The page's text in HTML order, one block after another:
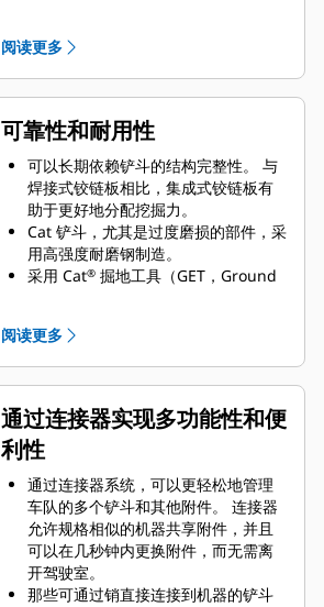
油耗在挖掘过程中达到峰值。 Cat 铲
斗可以快速铲挖物料，提高了机器的
整体工作效率。
可在更短的时间内装载更多的物料。
对于每次装载，铲斗形状和侧挡板都
可将大部分物料保留在铲斗内。
阅读更多
可靠性和耐用性
可以长期依赖铲斗的结构完整性。 与
焊接式铰链板相比，集成式铰链板有
助于更好地分配挖掘力。
Cat 铲斗，尤其是过度磨损的部件，采
用高强度耐磨钢制造。
采用 Cat® 掘地工具（GET，Ground
铲刀有助于保护铲斗中最常接触和穿
过物料的部件。
通过为您的铲斗和应用组合选择正确
的 GET 来降低维护成本。
铲斗齿尖提供多种选择，确保适合您
的具体应用。 无论您需要获得平整的
挖掘底面还是挖掘坚硬、磨蚀性的物
料，总会有一款齿尖解决方案适合
您。
阅读更多
通过连接器实现多功能性和便
利性
通过连接器系统，可以更轻松地管理
车队的多个铲斗和其他附件。 连接器
允许规格相似的机器共享附件，并且
可以在几秒钟内更换附件，而无需离
开驾驶室。
那些可通过销直接连接到机器的铲斗